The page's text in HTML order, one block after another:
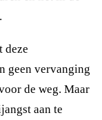
deze
geen vervanging
de weg. Maar
aan te